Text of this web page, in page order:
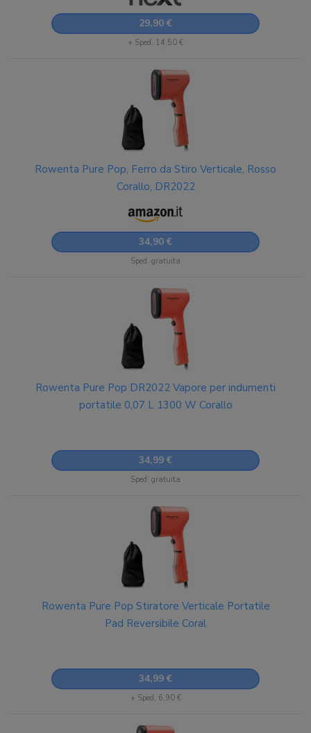
29,90 €
+ Sped. 14,50 €
Rowenta Pure Pop, Ferro da Stiro Verticale, Rosso
Corallo, DR2022
34,90 €
Sped. gratuita
Rowenta Pure Pop DR2022 Vapore per indumenti
portatile 0,07 L 1300 W Corallo
34,99 €
Sped. gratuita
Rowenta Pure Pop Stiratore Verticale Portatile
Pad Reversibile Coral
34,99 €
+ Sped. 6,90 €